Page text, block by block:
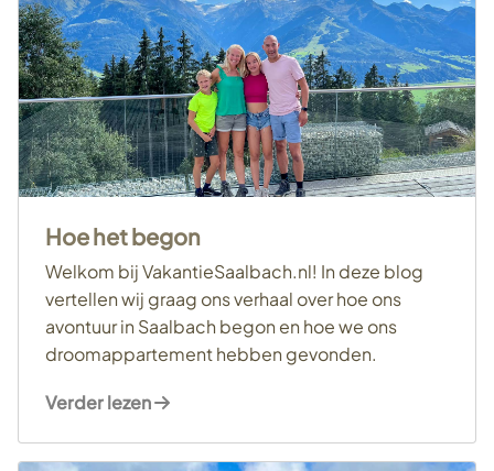
Hoe het begon
Welkom bij VakantieSaalbach.nl! In deze blog
vertellen wij graag ons verhaal over hoe ons
avontuur in Saalbach begon en hoe we ons
droomappartement hebben gevonden.
Verder lezen